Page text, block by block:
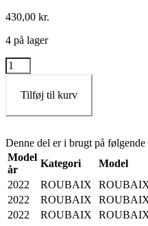
430,00 kr.
4 på lager
Specialized
ROAD
AXLE
X
12MM
Passer
på
flere
modeller
antal
Tilføj til kurv
Denne del er i brugt på følgende
Model
år
Kategori
Model
2022
ROUBAIX
2022
ROUBAIX
2022
ROUBAIX